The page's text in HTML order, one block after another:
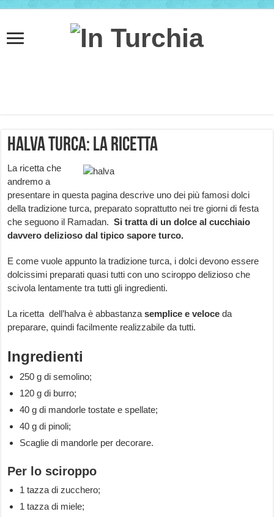
Halva turca: la ricetta
La ricetta che
andremo a
presentare in questa pagina descrive uno dei più famosi dolci
della tradizione turca, preparato soprattutto nei tre giorni di festa
che seguono il Ramadan.Si tratta di un dolce al cucchiaio
davvero delizioso dal tipico sapore turco.
E come vuole appunto la tradizione turca, i dolci devono essere
dolcissimi preparati quasi tutti con uno sciroppo delizioso che
scivola lentamente tra tutti gli ingredienti.
La ricetta dell’halva è abbastanza semplice e veloce da
preparare, quindi facilmente realizzabile da tutti.
Ingredienti
250 g di semolino;
120 g di burro;
40 g di mandorle tostate e spellate;
40 g di pinoli;
Scaglie di mandorle per decorare.
Per lo sciroppo
1 tazza di zucchero;
1 tazza di miele;